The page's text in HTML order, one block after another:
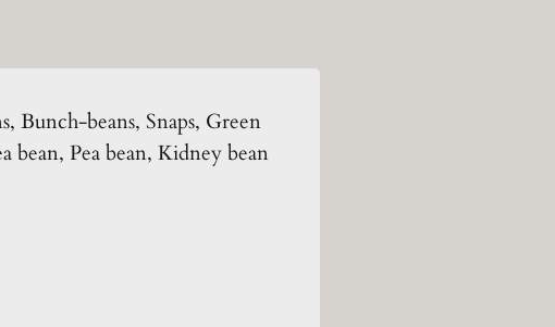
Bunch-beans, Snaps, Green
bean, Pea bean, Kidney bean